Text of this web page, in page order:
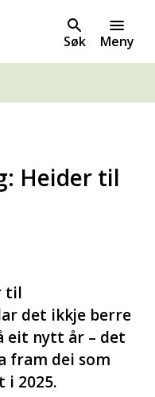
Søk Meny
Heider til
til
det ikkje berre
eit nytt år – det
fram dei som
i 2025.